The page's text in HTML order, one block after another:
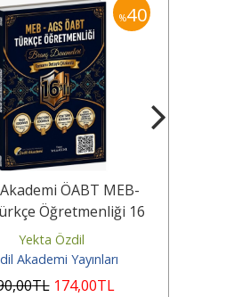
%40
ÖABT MEB-
Öğretmenliği 16
Deneme Çözümlü
Yekta Özdil
Akademi Yayınları
,00TL 174,00TL